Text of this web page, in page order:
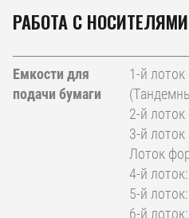
РАБОТА С НОСИТЕЛЯМИ
Емкости для
подачи бумаги
1-й лоток
2-й лоток
3-й лоток
Лоток
4-й
5-й
6-й